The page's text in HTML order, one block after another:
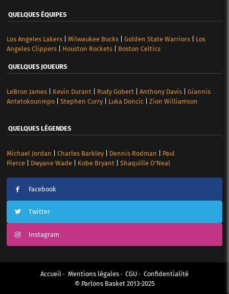
QUELQUES ÉQUIPES
Los Angeles Lakers| Milwaukee Bucks| Golden State Warriors| Los
Angeles Clippers| Houston Rockets| Boston Celtics
QUELQUES JOUEURS
LeBron James| Kevin Durant Rudy Gobert Anthony Davis| Giannis
Antetokounmpo| Stephen Curry| Luka Doncic| Zion Williamson
QUELQUES LÉGENDES
Michael Jordan Charles Barkley| Dennis Rodman
Paul
Pierce| Dwyane Wade| Kobe Bryant Shaquille O’Neal
Facebook
Twitter
Instagram
Accueil Mentions légales CGU
Confidentialité
© Parlons Basket 2013-2025